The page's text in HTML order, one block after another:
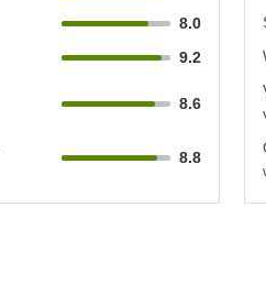
8.0
9.2
8.6
8.8